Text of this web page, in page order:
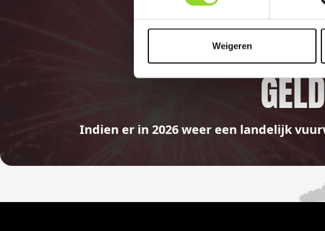
Weigeren
Indien er in 2026 weer een landelijk